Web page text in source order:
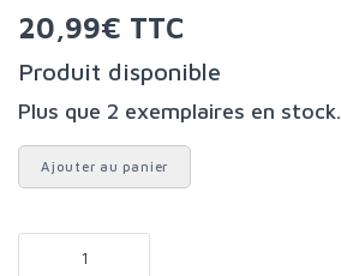
20,99€ TTC
Produit disponible
Plus que 2 exemplaires en stock.
Ajouter au panier